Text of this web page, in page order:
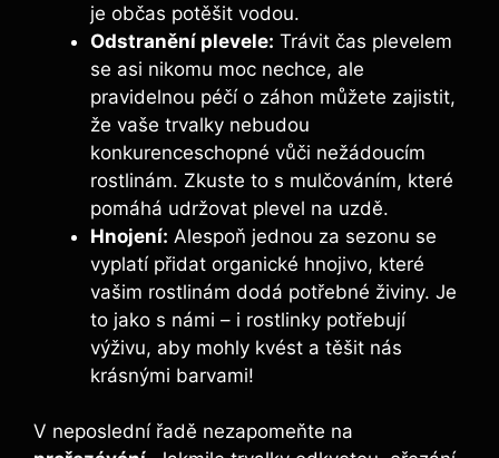
je občas potěšit vodou.
Odstranění plevele: Trávit čas plevelem
se asi nikomu moc nechce, ale
pravidelnou péčí o záhon můžete zajistit,
že vaše trvalky nebudou
konkurenceschopné vůči nežádoucím
rostlinám. Zkuste to s mulčováním, které
pomáhá udržovat plevel na uzdě.
Hnojení: Alespoň jednou za sezonu se
vyplatí přidat organické hnojivo, které
vašim rostlinám dodá potřebné živiny. Je
to jako s námi – i rostlinky potřebují
výživu, aby mohly kvést a těšit nás
krásnými barvami!
V neposlední řadě nezapomeňte na